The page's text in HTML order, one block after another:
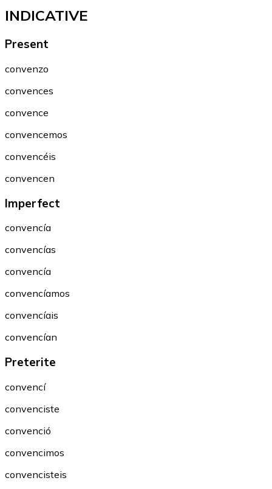
INDICATIVE
Present
convenzo
convences
convence
convencemos
convencéis
convencen
Imperfect
convencía
convencías
convencía
convencíamos
convencíais
convencían
Preterite
convencí
convenciste
convenció
convencimos
convencisteis